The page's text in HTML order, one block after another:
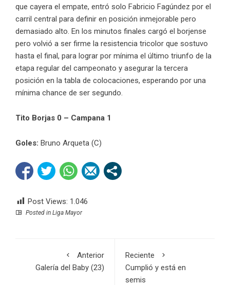
que cayera el empate, entró solo Fabricio Fagúndez por el
carril central para definir en posición inmejorable pero
demasiado alto. En los minutos finales cargó el borjense
pero volvió a ser firme la resistencia tricolor que sostuvo
hasta el final, para lograr por mínima el último triunfo de la
etapa regular del campeonato y asegurar la tercera
posición en la tabla de colocaciones, esperando por una
mínima chance de ser segundo.
Tito Borjas 0 – Campana 1
Goles: Bruno Arqueta (C)
Post Views: 1.046
Posted in Liga Mayor
Anterior
Galería del Baby (23)
Reciente
Cumplió y está en
semis